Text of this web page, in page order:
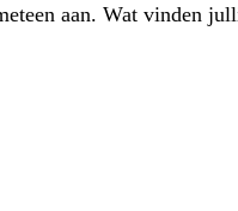
aan. Wat vinden